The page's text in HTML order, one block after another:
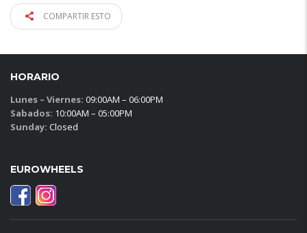
COMPARTIR ESTO
HORARIO
Lunes – Viernes: 09:00AM – 06:00PM
Sabados: 10:00AM – 05:00PM
Sunday: Closed
EUROWHEELS